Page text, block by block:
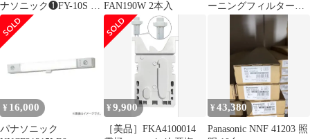
ナソニック❶FY-10S 天
井埋込形ナノイー発生
機
FAN190W 2本入
ーニングフィルター
FKA0330076
¥ 16,000
パナソニック
¥9,900
［美品］FKA4100014
¥43,380
Panasonic NNF 41203 照